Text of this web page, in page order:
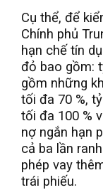
Cụ thể, để
Chính phủ
hạn chế tín
đỏ bao gồm:
gồm những
tối đa 70 %,
tối đa 100 %
nợ ngắn hạn
cả ba lần
phép vay
trái phiếu.